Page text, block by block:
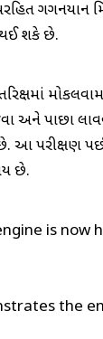
ગગનયાન
થઈ શકે છે.
અને પાછા
આ પરીક્ષણ
છે.
is
the